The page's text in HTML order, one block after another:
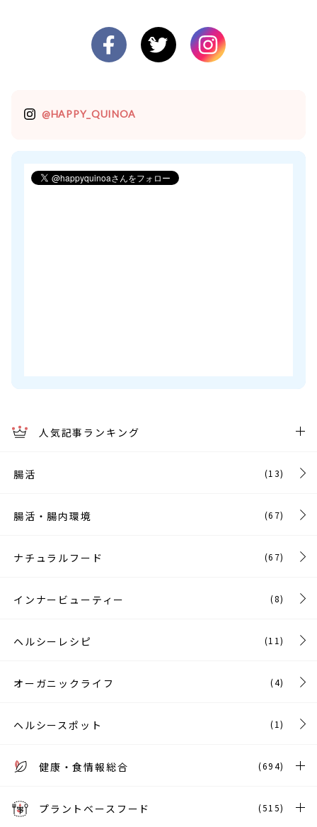
@HAPPY_QUINOA
人気記事ランキング
腸活 (13)
腸活・腸内環境 (67)
ナチュラルフード (67)
インナービューティー (8)
ヘルシーレシピ (11)
オーガニックライフ (4)
ヘルシースポット (1)
健康・食情報総合 (694)
プラントベースフード (515)